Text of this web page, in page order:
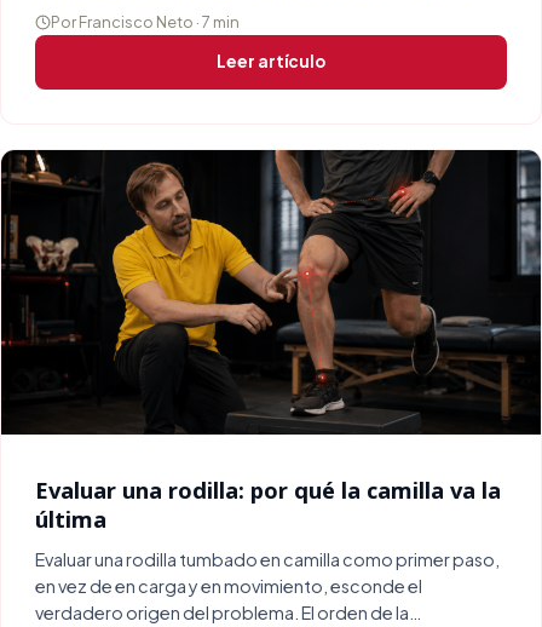
funciona, que el paciente debe permanecer pasivo o que
en fase aguda hay que esperar. Repasamos seis y qué
dice hoy el razonamiento clínico.
Por Francisco Neto · 7 min
Leer artículo
Evaluar una rodilla: por qué la camilla va la
última
Evaluar una rodilla tumbado en camilla como primer paso,
en vez de en carga y en movimiento, esconde el
verdadero origen del problema. El orden de la